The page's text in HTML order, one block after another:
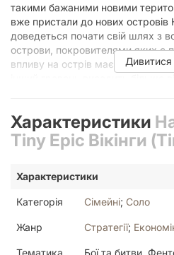
такими бажаними новими
вже пристали до нових островів
доведеться почати свій шлях з
острови, покровителями яких є
впливу на острів має
жетон контролю переходить з
більш і більш розгніваними, але
переможні очки наприкінці
дракари, проте це все вимагає
Кожний лідер обирає свою
горілиць або долілиць. Якщо
значить у гру вступає вказаний
Дивитися
Характеристики
Tiny Epic Вікінги
Характеристики
Категорія Сімейні; Соло
Жанр Стратегії;
Тематика Бої та битви,